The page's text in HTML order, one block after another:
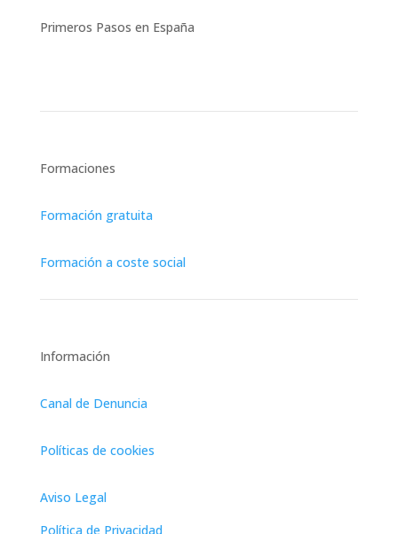
Primeros Pasos en España
Formaciones
Formación gratuita
Formación a coste social
Información
Canal de Denuncia
Políticas de cookies
Aviso Legal
Política de Privacidad